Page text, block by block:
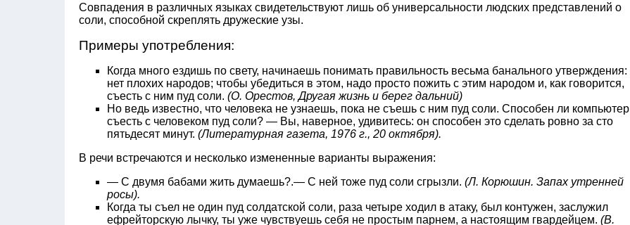
Совпадения в различных языках свидетельствуют лишь об универсальности людских представлений о
соли, способной скреплять дружеские узы.
Примеры употребления:
Когда много ездишь по свету, начинаешь понимать правильность весьма банального утверждения:
нет плохих народов; чтобы убедиться в этом, надо просто пожить с этим народом и, как говорится,
съесть с ним пуд соли. (О. Орестов, Другая жизнь и берег дальний)
Но ведь известно, что человека не узнаешь, пока не съешь с ним пуд соли. Способен ли компьютер
съесть с человеком пуд соли? — Вы, наверное, удивитесь: он способен это сделать ровно за сто
пятьдесят минут. (Литературная газета, 1976 г., 20 октября).
В речи встречаются и несколько измененные варианты выражения:
— С двумя бабами жить думаешь?.— С ней тоже пуд соли сгрызли. (Л. Корюшин. Запах утренней
росы).
Когда ты съел не один пуд солдатской соли, раза четыре ходил в атаку, был контужен, заслужил
ефрейторскую лычку, ты уже чувствуешь себя не простым парнем, а настоящим гвардейцем. (В.